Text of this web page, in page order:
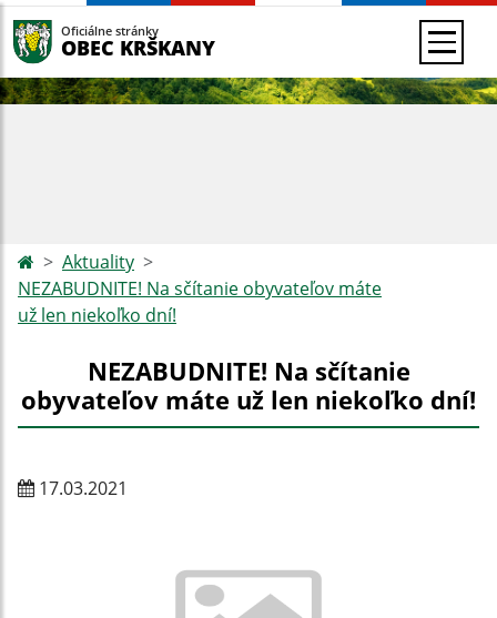
Oficiálne stránky
OBEC KRŠKANY
Aktuality
NEZABUDNITE! Na sčítanie obyvateľov máte
už len niekoľko dní!
NEZABUDNITE! Na sčítanie
obyvateľov máte už len niekoľko dní!
17.03.2021